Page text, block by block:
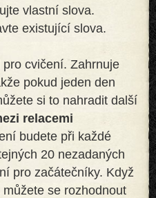
vlastní slova.
existující slova.
cvičení. Zahrnuje
pokud jeden den
si to nahradit další
relacemi
budete při každé
20 nezadaných
pro začátečníky. Když
se rozhodnout